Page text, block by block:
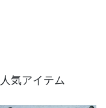
気アイテム